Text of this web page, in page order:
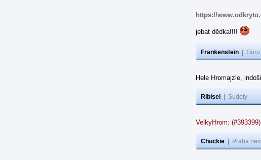
https://
jebat dědka!!!!
Frankenstein
Hele Hromajzle,
Ribisel Sudety
VelkyHrom:
Chuckie Praha